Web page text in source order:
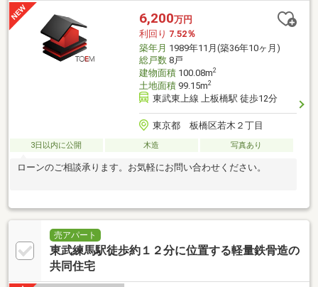
6,200万円
利回り 7.52％
築年月 1989年11月(築36年10ヶ月)
総戸数8戸
建物面積100.08m2
土地面積99.15m2
東武東上線 上板橋駅 徒歩12分
東京都 板橋区若木２丁目
3日以内に公開 木造 写真あり
ローンのご相談承ります。お気軽にお問い合わせください。
売アパート
東武練馬駅徒歩約１２分に位置する軽量鉄骨造の
共同住宅